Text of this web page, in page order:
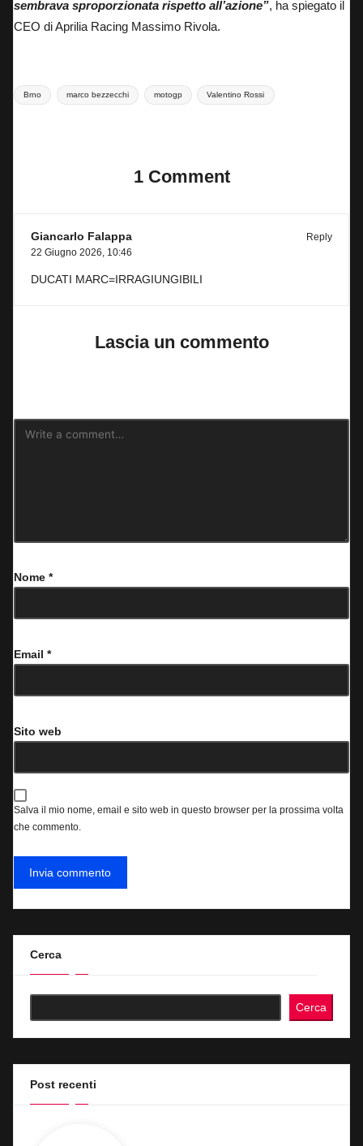
sembrava sproporzionata rispetto all’azione”, ha spiegato il
CEO di Aprilia Racing Massimo Rivola.
Tags:
Brno marco bezzecchi motogp Valentino Rossi
1 Comment
Giancarlo Falappa
Reply
22 Giugno 2026, 10:46
DUCATI MARC=IRRAGIUNGIBILI
Lascia un commento
Nome *
Email *
Sito web
Salva il mio nome, email e sito web in questo browser per la prossima volta
che commento.
Cerca
Cerca
Post recenti